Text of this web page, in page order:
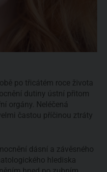
po třicátém roce života
dutiny ústní přitom
orgány. Neléčená
častou příčinou ztráty
dásní a závěsného
hlediska